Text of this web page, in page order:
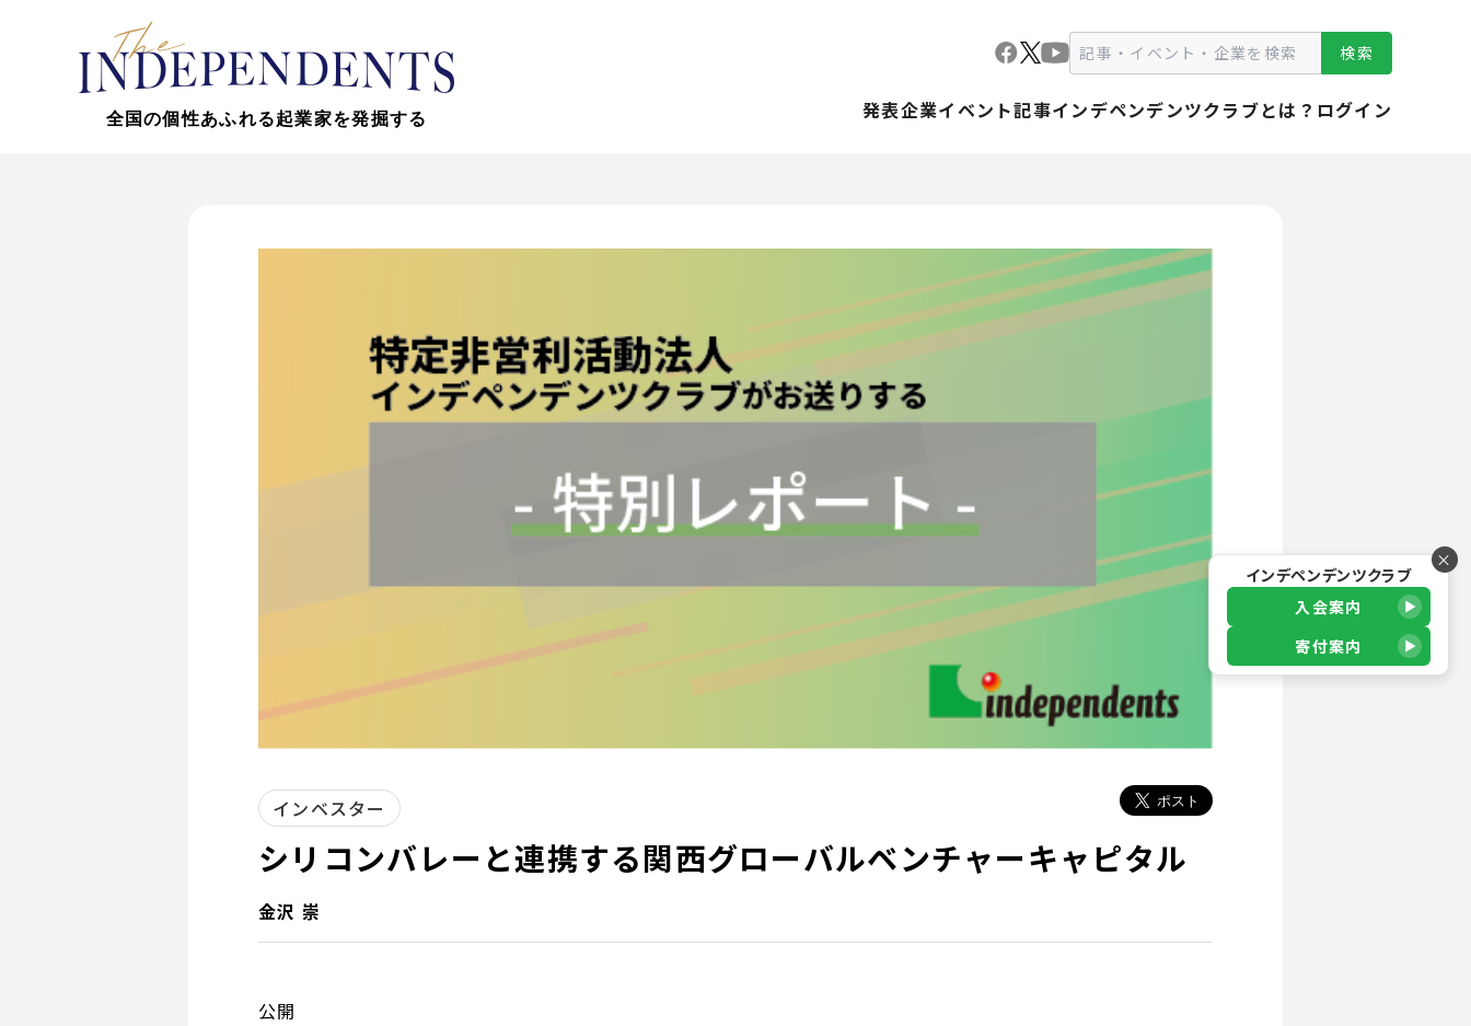
全国の個性あふれる起業家を発掘する
検索
発表企業イベント記事インデペンデンツクラブとは？ ログイン
インベスター
シリコンバレーと連携する関西グローバルベンチャーキャピタル
金沢 崇
公開
×
インデペンデンツクラブ
入会案内
寄付案内